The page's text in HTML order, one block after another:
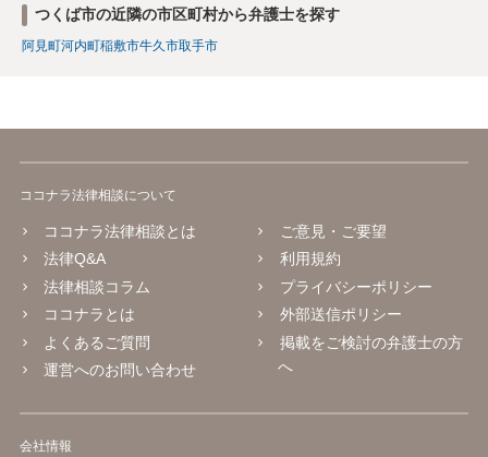
つくば市の近隣の市区町村から弁護士を探す
阿見町河内町稲敷市牛久市取手市
ココナラ法律相談について
ココナラ法律相談とは
法律Q&A
法律相談コラム
ココナラとは
よくあるご質問
運営へのお問い合わせ
ご意見・ご要望
利用規約
プライバシーポリシー
外部送信ポリシー
掲載をご検討の弁護士の方
へ
会社情報